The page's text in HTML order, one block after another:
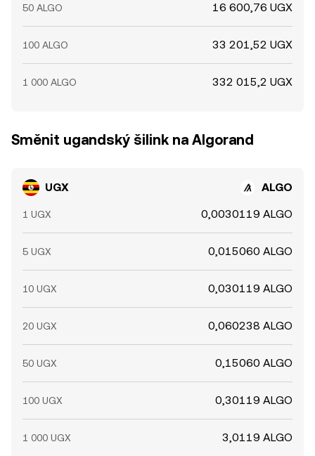
50 ALGO 16 600,76 UGX
100 ALGO 33 201,52 UGX
1 000 ALGO 332 015,2 UGX
Směnit ugandský šilink na Algorand
UGX ALGO
1 UGX 0,0030119 ALGO
5 UGX 0,015060 ALGO
10 UGX 0,030119 ALGO
20 UGX 0,060238 ALGO
50 UGX 0,15060 ALGO
100 UGX 0,30119 ALGO
1 000 UGX 3,0119 ALGO